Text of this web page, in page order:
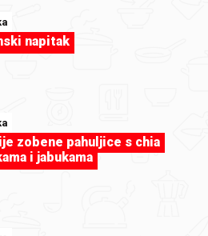
napitak
zobene pahuljice s chia
i jabukama